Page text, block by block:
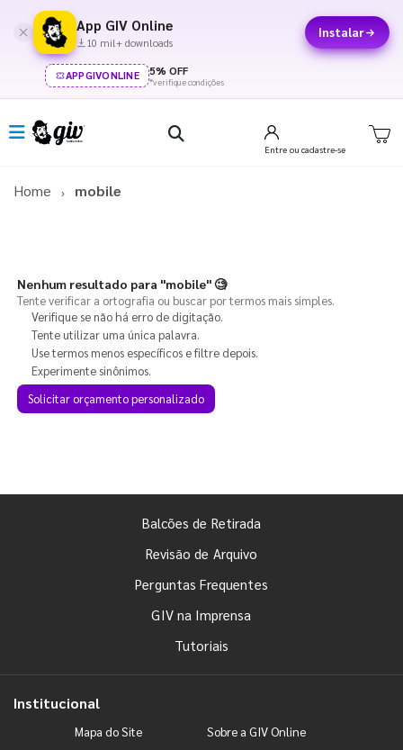
App GIV Online
10 mil+ downloads
Instalar
APPGIVONLINE 5% OFF
*verifique condições
Entre ou cadastre-se
Home mobile
Nenhum resultado para "mobile"🧐
Tente verificar a ortografia ou buscar por termos mais simples.
Verifique se não há erro de digitação.
Tente utilizar uma única palavra.
Use termos menos específicos e filtre depois.
Experimente sinônimos.
Solicitar orçamento personalizado
Balcões de Retirada
Revisão de Arquivo
Perguntas Frequentes
GIV na Imprensa
Tutoriais
Institucional
Mapa do Site Sobre a GIV Online